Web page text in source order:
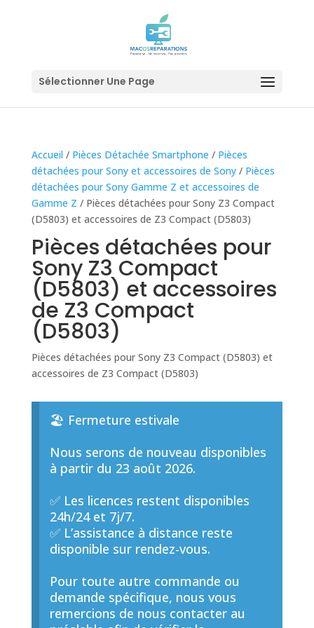
Sélectionner Une Page
Accueil / Pièces Détachée Smartphone / Pièces
détachées pour Sony et accessoires de Sony/ Pièces
détachées pour Sony Gamme Z et accessoires de
Gamme Z / Pièces détachées pour Sony Z3 Compact
(D5803) et accessoires de Z3 Compact (D5803)
Pièces détachées pour
Sony Z3 Compact
(D5803) et accessoires
de Z3 Compact
(D5803)
Pièces détachées pour Sony Z3 Compact (D5803) et
accessoires de Z3 Compact (D5803)
🏖️ Fermeture estivale
Nous serons de nouveau disponibles
à partir du 23 août 2026.
✅ Les licences restent disponibles
24h/24 et 7j/7.
✅ L’assistance à distance reste
disponible sur rendez-vous.
Pour toute autre commande ou
demande spécifique, nous vous
remercions de nous contacter au